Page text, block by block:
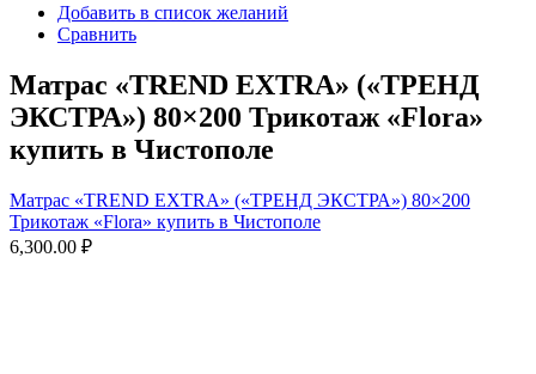
Добавить в список желаний
Сравнить
Матрас «TREND EXTRA» («ТРЕНД
ЭКСТРА») 80×200 Трикотаж «Flora»
купить в Чистополе
Матрас «TREND EXTRA» («ТРЕНД ЭКСТРА») 80×200
Трикотаж «Flora» купить в Чистополе
6,300.00 ₽